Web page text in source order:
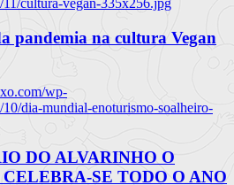
cultura-vegan-335x256.jpg
pandemia na cultura Vegan
wp-
dia-mundial-enoturismo-soalheiro-
DO ALVARINHO O
SE TODO O ANO